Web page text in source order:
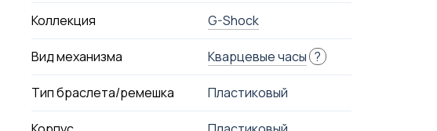
Коллекция G-Shock
Вид механизма Кварцевые часы ?
Тип браслета/ремешка Пластиковый